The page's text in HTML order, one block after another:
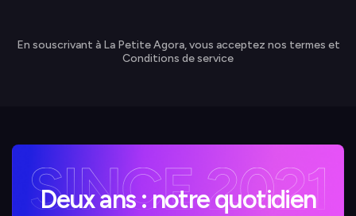
En souscrivant à La Petite Agora, vous acceptez nos termes et
Conditions de service
Deux ans : notre quotidien